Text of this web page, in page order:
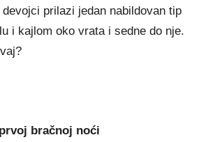
prilazi jedan nabildovan tip
i kajlom oko vrata i sedne do nje.
bračnoj noći